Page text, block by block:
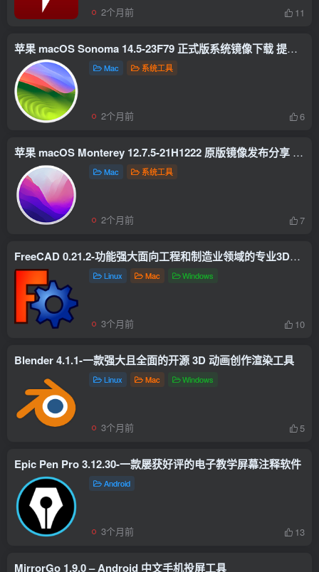
2个月前 11
苹果 macOS Sonoma 14.5-23F79 正式版系统镜像下载 提高生产力和创造力的新操作系统
Mac 系统工具
2个月前 6
苹果 macOS Monterey 12.7.5-21H1222 原版镜像发布分享 更加强大和流畅的体验
Mac 系统工具
2个月前 7
FreeCAD 0.21.2-功能强大面向工程和制造业领域的专业3D建模软件
Linux Mac Windows
3个月前 10
Blender 4.1.1-一款强大且全面的开源 3D 动画创作渲染工具
Linux Mac Windows
3个月前 5
Epic Pen Pro 3.12.30-一款屡获好评的电子教学屏幕注释软件
Android
3个月前 13
MirrorGo 1.9.0 – Android 中文手机投屏工具